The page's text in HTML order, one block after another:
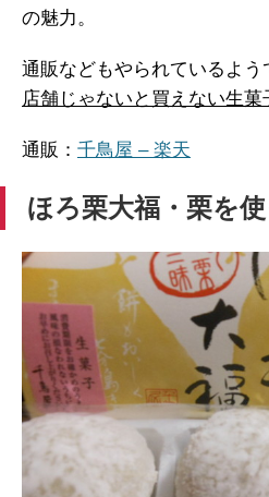
の魅力。
通販などもやられているよ
店舗じゃないと買えない生菓
通販： 千鳥屋 – 楽天
ほろ栗大福・栗を